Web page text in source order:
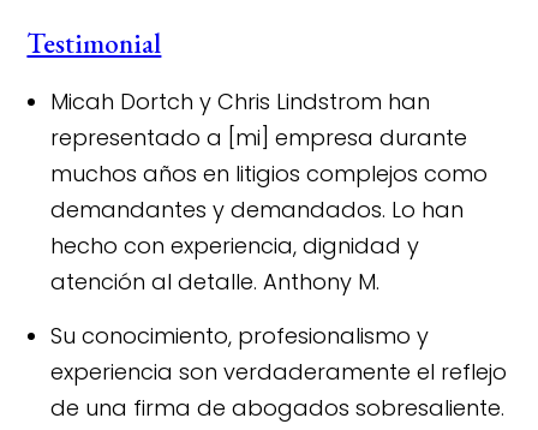
Testimonial
Micah Dortch y Chris Lindstrom han
representado a [mi] empresa durante
muchos años en litigios complejos como
demandantes y demandados. Lo han
hecho con experiencia, dignidad y
atención al detalle. Anthony M.
Su conocimiento, profesionalismo y
experiencia son verdaderamente el reflejo
de una firma de abogados sobresaliente.